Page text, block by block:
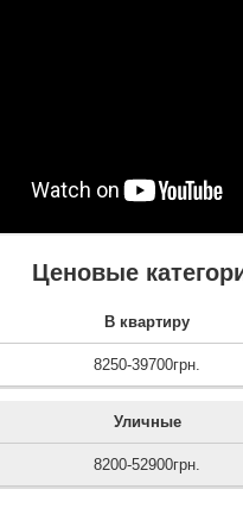
Ценовые
В квартиру
8250-39700грн.
Уличные
8200-52900грн.